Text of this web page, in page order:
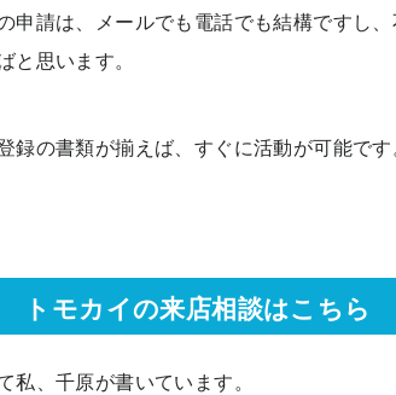
申請は、メールでも電話でも結構ですし
と思います。
録の書類が揃えば、すぐに活動が可能です
トモカイの来店相談はこちら
私、千原が書いています。